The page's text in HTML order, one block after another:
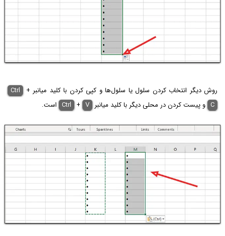
روش دیگر انتخاب کردن سلول یا سلول‌ها و کپی کردن با کلید میانبر Ctrl +
C و پیست کردن در محلی دیگر با کلید میانبر Ctrl + V است.